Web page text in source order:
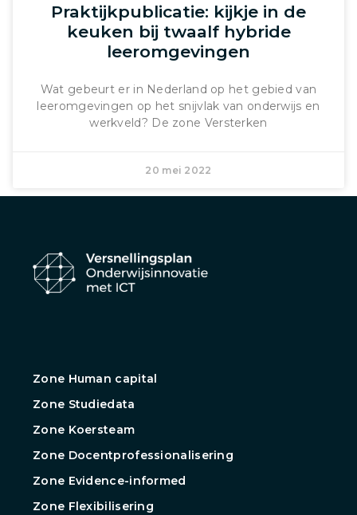
Praktijkpublicatie: kijkje in de
keuken bij twaalf hybride
leeromgevingen
Wat gebeurt er in Nederland op het gebied van
leeromgevingen op het snijvlak van onderwijs en
werkveld? De zone Versterken
20 mei 2022
Zone Human capital
Zone Studiedata
Zone Koersteam
Zone Docentprofessionalisering
Zone Evidence-informed
Zone Flexibilisering